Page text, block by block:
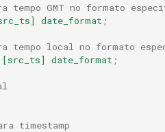
tempo GMT no formato
date_format ;
tempo local no formato
[src_ts] date_format ;
timestamp